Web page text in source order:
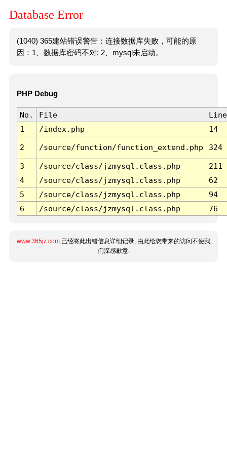
Database Error
(1040) 365建站错误警告：连接数据库失败，可能的原
因：1、数据库密码不对; 2、mysql未启动。
PHP Debug
No. File
Line
1
/index.php 14
2 /source/function/function_extend.php 324
3 /source/class/jzmysql.class.php
211
4
/source/class/jzmysql.class.php
62
5
/source/class/jzmysql.class.php
94
6
/source/class/jzmysql.class.php 76
www.365jz.com 已经将此出错信息详细记录, 由此给您带来的访问不便我
们深感歉意.